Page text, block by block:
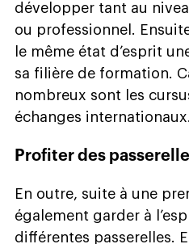
développer tant au
ou professionnel.
le même état d’esprit
sa filière de formation.
nombreux sont les
échanges internationaux.
Profiter des
En outre, suite à une
également garder à
différentes passerelles.